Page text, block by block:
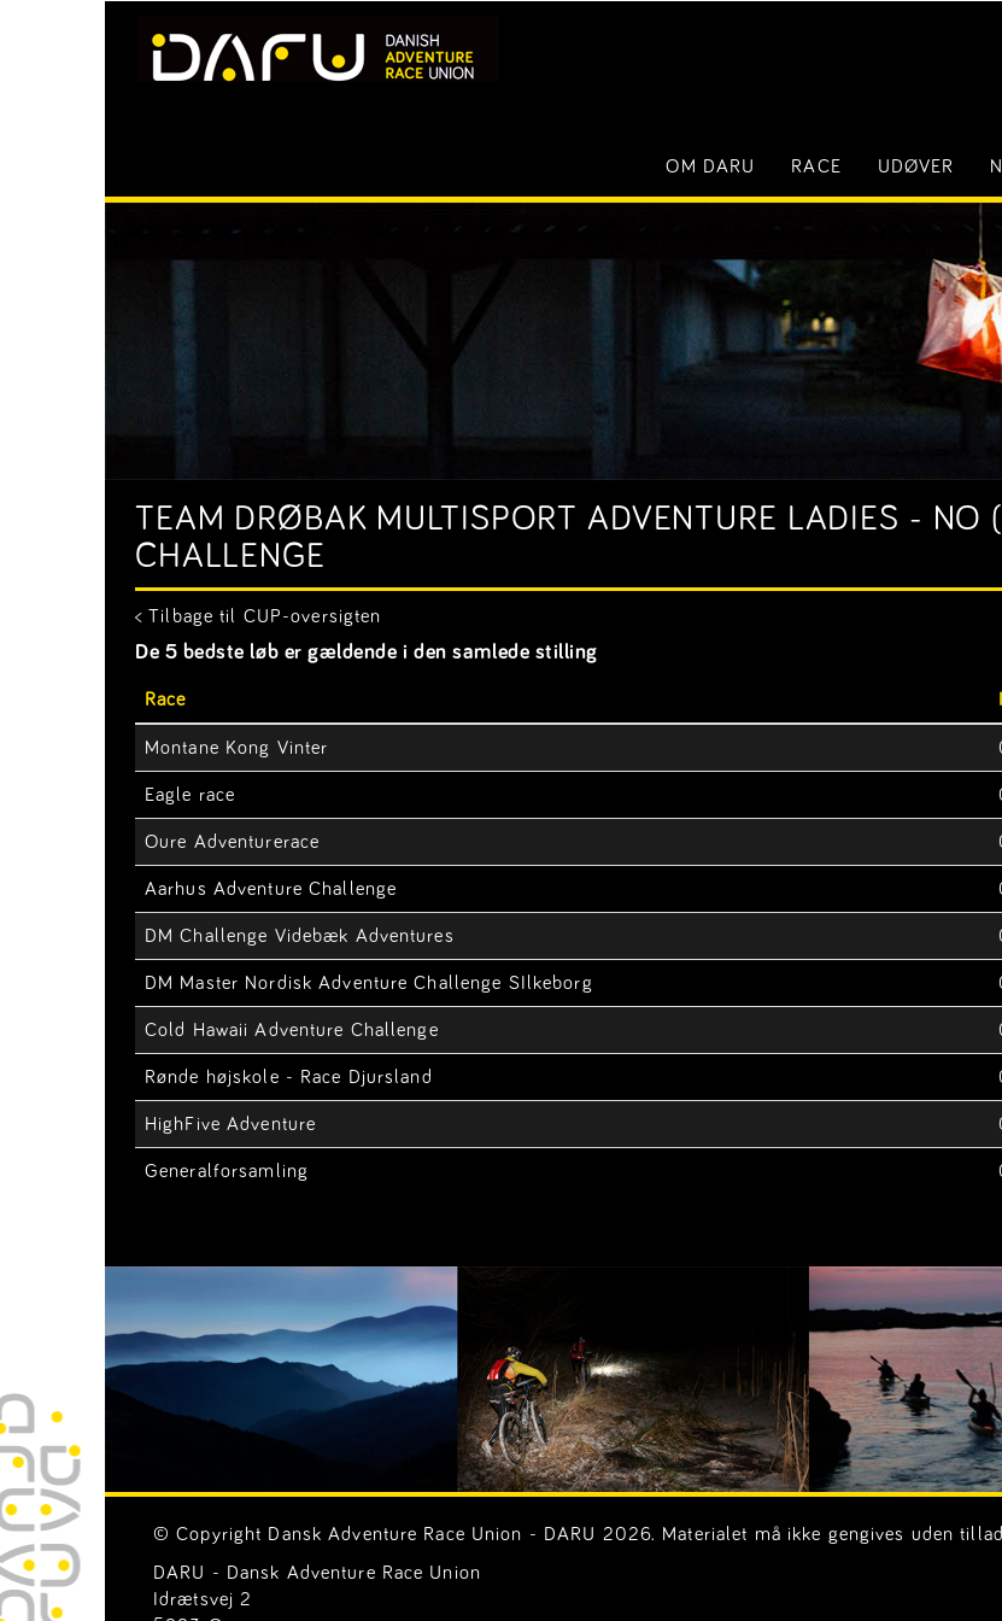
OM DARU RACE UDØVER
TEAM DRØBAK MULTISPORT ADVENTURE LADIES -
CHALLENGE
< Tilbage til CUP-oversigten
De 5 bedste løb er gældende i den samlede stilling
Race
Montane Kong Vinter
Eagle race
Oure Adventurerace
Aarhus Adventure Challenge
DM Challenge Videbæk Adventures
DM Master Nordisk Adventure Challenge SIlkeborg
Cold Hawaii Adventure Challenge
Rønde højskole - Race Djursland
HighFive Adventure
Generalforsamling
© Copyright Dansk Adventure Race Union - DARU 2026. Materialet må ikke gengives uden
DARU - Dansk Adventure Race Union
Idrætsvej 2